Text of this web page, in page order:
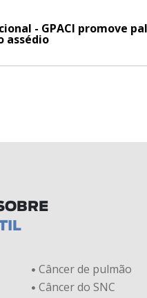
- GPACI promove
assédio
Câncer de pulmão
Câncer do SNC